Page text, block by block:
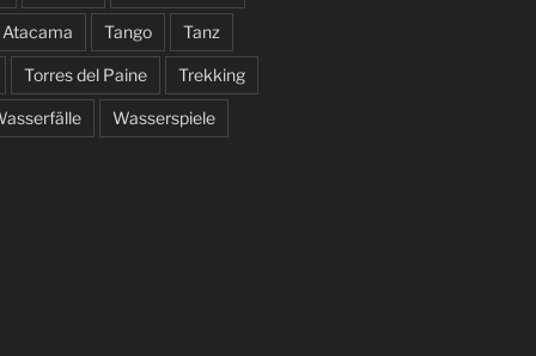
Atacama Tango Tanz
Torres del Paine Trekking
Wasserspiele